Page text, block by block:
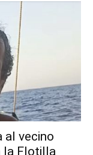
al vecino
la Flotilla